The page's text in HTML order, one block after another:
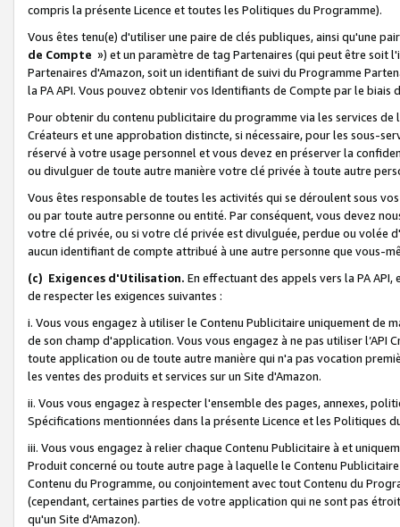
compris la présente Licence et toutes les Politiques du Programme).
Vous êtes tenu(e) d'utiliser une paire de clés publiques, ainsi qu'une
de Compte ») et un paramètre de tag Partenaires (qui peut être soit
Partenaires d'Amazon, soit un identifiant de suivi du Programme
la PA API. Vous pouvez obtenir vos Identifiants de Compte par le biais
Pour obtenir du contenu publicitaire du programme via les services
Créateurs et une approbation distincte, si nécessaire, pour les sous-
réservé à votre usage personnel et vous devez en préserver la
ou divulguer de toute autre manière votre clé privée à toute autre
Vous êtes responsable de toutes les activités qui se déroulent sous
ou par toute autre personne ou entité. Par conséquent, vous devez
votre clé privée, ou si votre clé privée est divulguée, perdue ou volée
aucun identifiant de compte attribué à une autre personne que vous-
(c) Exigences d'Utilisation. En effectuant des appels vers la PA
de respecter les exigences suivantes :
i. Vous vous engagez à utiliser le Contenu Publicitaire uniquement de
de son champ d'application. Vous vous engagez à ne pas utiliser l’API
toute application ou de toute autre manière qui n'a pas vocation
les ventes des produits et services sur un Site d'Amazon.
ii. Vous vous engagez à respecter l'ensemble des pages, annexes,
Spécifications mentionnées dans la présente Licence et les Politiques
iii. Vous vous engagez à relier chaque Contenu Publicitaire à et
Produit concerné ou toute autre page à laquelle le Contenu
Contenu du Programme, ou conjointement avec tout Contenu du
(cependant, certaines parties de votre application qui ne sont pas
qu'un Site d'Amazon).